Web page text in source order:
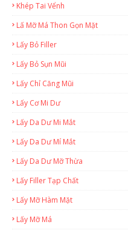
Khép Tai Vểnh
Lấ Mỡ Má Thon Gọn Mặt
Lấy Bỏ Filler
Lấy Bỏ Sụn Mũi
Lấy Chỉ Căng Mũi
Lấy Cơ Mi Dư
Lấy Da Dư Mi Mắt
Lấy Da Dư Mí Mắt
Lấy Da Dư Mỡ Thừa
Lấy Filler Tạp Chất
Lấy Mỡ Hàm Mặt
Lấy Mỡ Má